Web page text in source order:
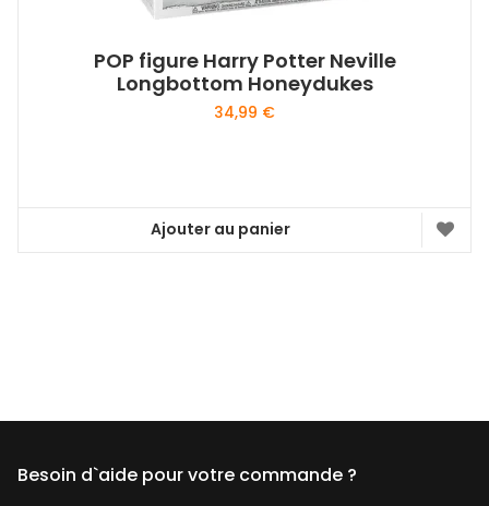
POP figure Harry Potter Neville
Longbottom Honeydukes
34,99 €
Ajouter au panier
Besoin d`aide pour votre commande ?